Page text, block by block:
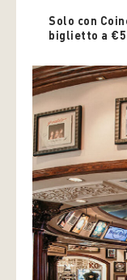
Solo con
biglietto a